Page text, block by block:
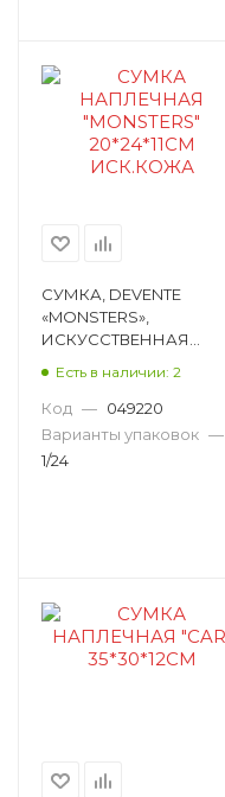
СУМКА, DEVENTE
«MONSTERS»,
ИСКУССТВЕННАЯ
Есть в наличии: 2
Код — 049220
Варианты упаковок —
1/24